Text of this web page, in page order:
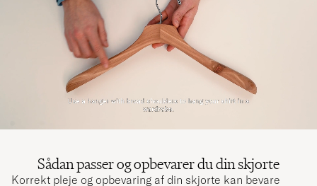
Sådan passer og opbevarer du din skjorte
Korrekt pleje og opbevaring af din skjorte kan bevare